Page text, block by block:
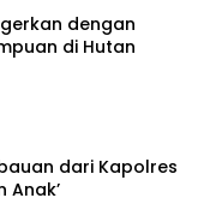
dengan
di Hutan
dari Kapolres
Anak’